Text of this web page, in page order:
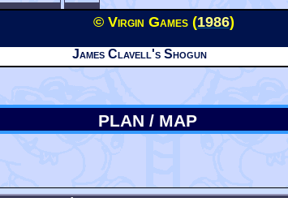
© Virgin Games (1986)
James Clavell's Shogun
PLAN / MAP